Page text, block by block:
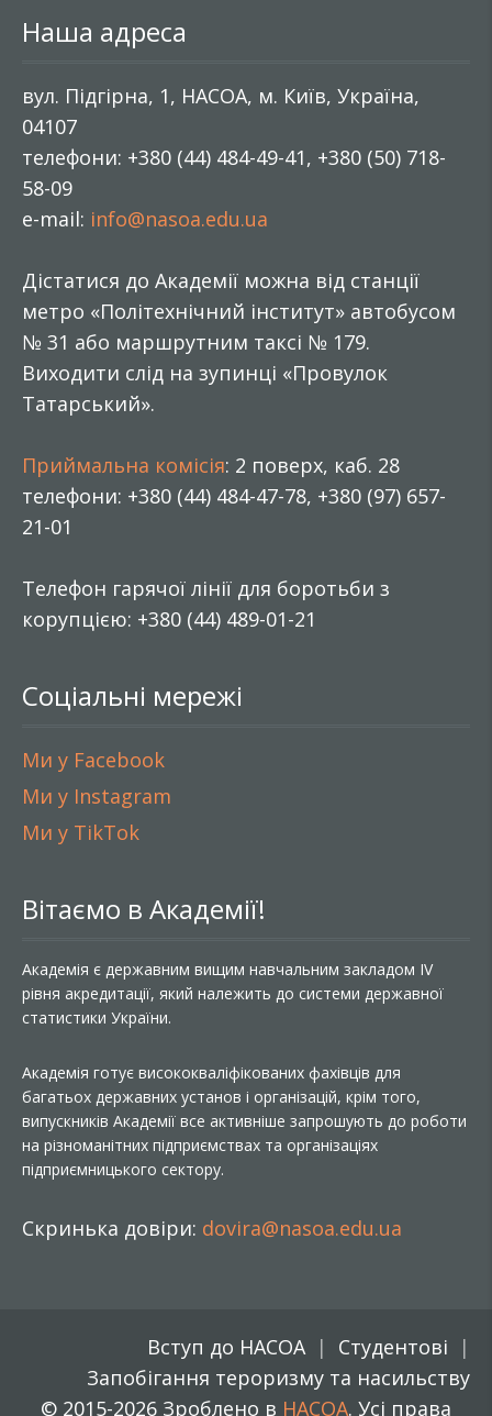
Наша адреса
вул. Підгірна, 1, НАСОА, м. Київ, Україна,
04107
телефони: +380 (44) 484-49-41, +380 (50) 718-
58-09
e-mail: info@nasoa.edu.ua
Дістатися до Академії можна від станції
метро «Політехнічний інститут» автобусом
№ 31 або маршрутним таксі № 179.
Виходити слід на зупинці «Провулок
Татарський».
Приймальна комісія: 2 поверх, каб. 28
телефони: +380 (44) 484-47-78, +380 (97) 657-
21-01
Телефон гарячої лінії для боротьби з
корупцією: +380 (44) 489-01-21
Соціальні мережі
Ми у Facebook
Ми у Instagram
Ми у TikTok
Вітаємо в Академії!
Академія є державним вищим навчальним закладом IV
рівня акредитації, який належить до системи державної
статистики України.
Академія готує висококваліфікованих фахівців для
багатьох державних установ і організацій, крім того,
випускників Академії все активніше запрошують до роботи
на різноманітних підприємствах та організаціях
підприємницького сектору.
Скринька довіри: dovira@nasoa.edu.ua
Вступ до НАСОА
Студентові
Запобігання тероризму та насильству
© 2015-2026 Зроблено в НАСОА. Усі права